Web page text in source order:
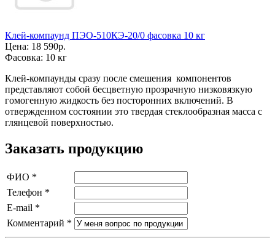
Клей-компаунд ПЭО-510КЭ-20/0 фасовка 10 кг
Цена: 18 590р.
Фасовка: 10 кг
Клей-компаунды сразу после смешения компонентов
представляют собой бесцветную прозрачную низковязкую
гомогенную жидкость без посторонних включений. В
отвержденном состоянии это твердая стеклообразная масса с
глянцевой поверхностью.
Заказать продукцию
ФИО *
Телефон *
E-mail *
Комментарий *